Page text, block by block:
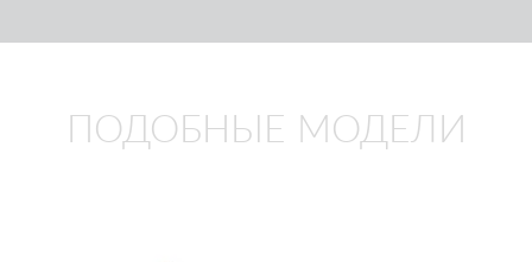
ПОДОБНЫЕ МОДЕЛИ